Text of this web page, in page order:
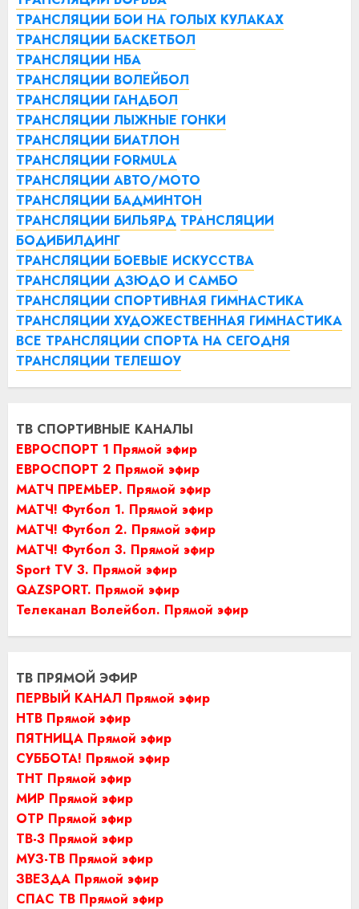
ТРАНСЛЯЦИИ БОИ НА ГОЛЫХ КУЛАКАХ
ТРАНСЛЯЦИИ БАСКЕТБОЛ
ТРАНСЛЯЦИИ НБА
ТРАНСЛЯЦИИ ВОЛЕЙБОЛ
ТРАНСЛЯЦИИ ГАНДБОЛ
ТРАНСЛЯЦИИ ЛЫЖНЫЕ ГОНКИ
ТРАНСЛЯЦИИ БИАТЛОН
ТРАНСЛЯЦИИ FORMULA
ТРАНСЛЯЦИИ АВТО/МОТО
ТРАНСЛЯЦИИ БАДМИНТОН
ТРАНСЛЯЦИИ БИЛЬЯРД ТРАНСЛЯЦИИ
БОДИБИЛДИНГ
ТРАНСЛЯЦИИ БОЕВЫЕ ИСКУССТВА
ТРАНСЛЯЦИИ ДЗЮДО И САМБО
ТРАНСЛЯЦИИ СПОРТИВНАЯ ГИМНАСТИКА
ТРАНСЛЯЦИИ ХУДОЖЕСТВЕННАЯ ГИМНАСТИКА
ВСЕ ТРАНСЛЯЦИИ СПОРТА НА СЕГОДНЯ
ТРАНСЛЯЦИИ ТЕЛЕШОУ
ТВ СПОРТИВНЫЕ КАНАЛЫ
ЕВРОСПОРТ 1 Прямой эфир
ЕВРОСПОРТ 2 Прямой эфир
МАТЧ ПРЕМЬЕР. Прямой эфир
МАТЧ! Футбол 1. Прямой эфир
МАТЧ! Футбол 2. Прямой эфир
МАТЧ! Футбол 3. Прямой эфир
Sport TV 3. Прямой эфир
QAZSPORT. Прямой эфир
Телеканал Волейбол. Прямой эфир
ТВ ПРЯМОЙ ЭФИР
ПЕРВЫЙ КАНАЛ Прямой эфир
НТВ Прямой эфир
ПЯТНИЦА Прямой эфир
СУББОТА! Прямой эфир
ТНТ Прямой эфир
МИР Прямой эфир
ОТР Прямой эфир
ТВ-3 Прямой эфир
МУЗ-ТВ Прямой эфир
ЗВЕЗДА Прямой эфир
СПАС ТВ Прямой эфир